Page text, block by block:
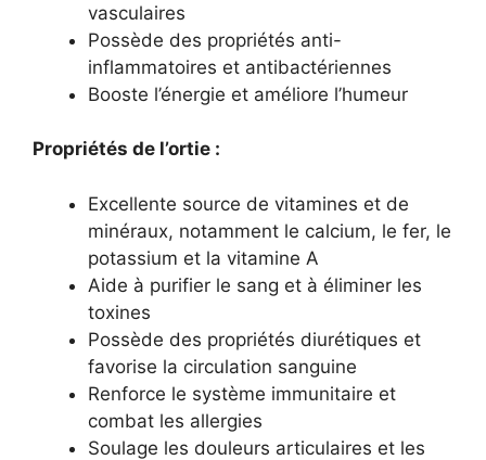
vasculaires
Possède des propriétés anti-
inflammatoires et antibactériennes
Booste l’énergie et améliore l’humeur
Propriétés de l’ortie :
Excellente source de vitamines et de
minéraux, notamment le calcium, le fer, le
potassium et la vitamine A
Aide à purifier le sang et à éliminer les
toxines
Possède des propriétés diurétiques et
favorise la circulation sanguine
Renforce le système immunitaire et
combat les allergies
Soulage les douleurs articulaires et les